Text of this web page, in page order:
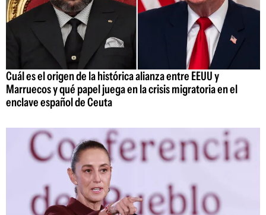
Cuál es el origen de la histórica alianza entre EEUU y
Marruecos y qué papel juega en la crisis migratoria en el
enclave español de Ceuta